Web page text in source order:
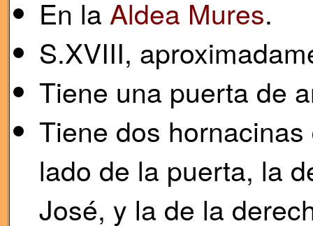
En la Aldea Mures.
S.XVIII,
Tiene una puerta de
Tiene dos
lado de la puerta, la
José, y la de la